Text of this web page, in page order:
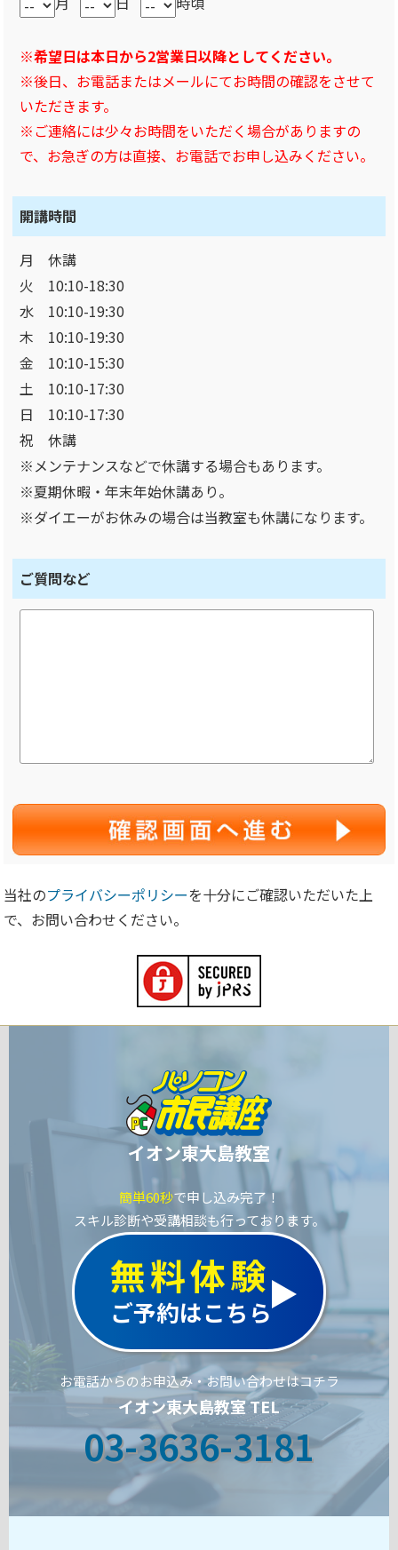
※希望日は本日から2営業日以降としてください。
※後日、お電話またはメールにてお時間の確認をさせて
いただきます。
※ご連絡には少々お時間をいただく場合がありますの
で、お急ぎの方は直接、お電話でお申し込みください。
開講時間
月 休講
火 10:10-18:30
水 10:10-19:30
木 10:10-19:30
金 10:10-15:30
土 10:10-17:30
日 10:10-17:30
祝 休講
※メンテナンスなどで休講する場合もあります。
※夏期休暇・年末年始休講あり。
※ダイエーがお休みの場合は当教室も休講になります。
ご質問など
当社のプライバシーポリシーを十分にご確認いただいた上
で、お問い合わせください。
イオン東大島教室
簡単60秒で申し込み完了！
スキル診断や受講相談も行っております。
無料体験
ご予約はこちら
お電話からのお申込み・お問い合わせはコチラ
イオン東大島教室 TEL
03-3636-3181